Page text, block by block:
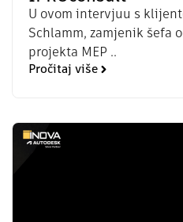
U ovom intervjuu s
Schlamm, zamjenik šefa
projekta MEP ..
Pročitaj više